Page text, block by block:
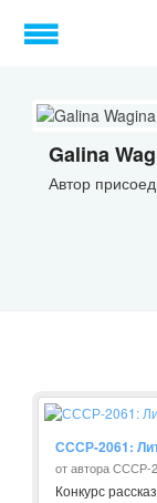
Galina
Автор
СССР-2061:
от автора СССР-
Конкурс